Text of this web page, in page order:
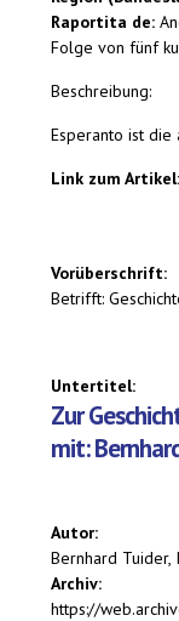
Raportita de:
Folge von fünf
Beschreibung:
Esperanto ist die
Link zum Artikel:
Vorüberschrift:
Betrifft:
Untertitel:
Zur
mit:
Autor:
Bernhard Tuider,
Archiv:
https://